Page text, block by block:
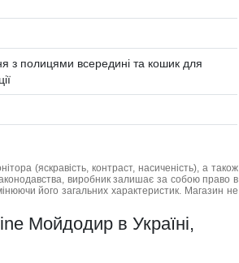
з полицями всередині та кошик для
(яскравість, контраст, насиченість), а також
виробник залишає за собою право в
його загальних характеристик. Магазин не
Мойдодир в Україні,